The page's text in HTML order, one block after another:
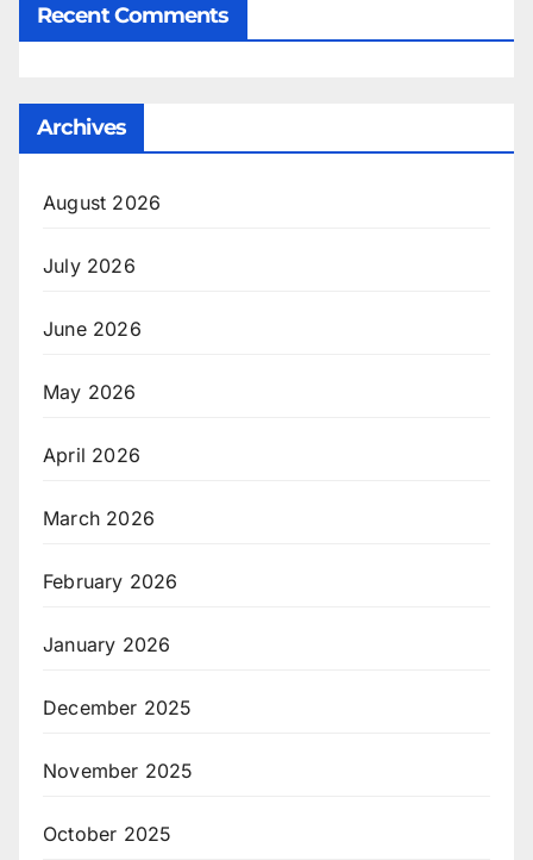
Recent Comments
Archives
August 2026
July 2026
June 2026
May 2026
April 2026
March 2026
February 2026
January 2026
December 2025
November 2025
October 2025